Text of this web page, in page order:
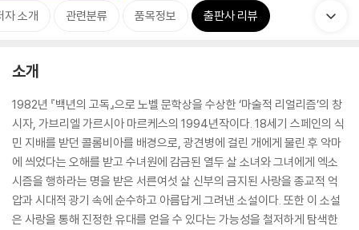
자 소개 관련분류 품목정보 출판사 리뷰
소개
1982년 『백년의 고독』으로 노벨 문학상을 수상한 ‘마술적 리얼리즘’의 창
시자, 가브리엘 가르시아 마르케스의 1994년작이다. 18세기 스페인의 식
민 지배를 받던 콜롬비아를 배경으로, 광견병에 걸린 개에게 물린 후 악마
에 씌었다는 오해를 받고 수녀원에 감금된 열두 살 소녀와 그녀에게 엑소
시즘을 행하라는 명을 받은 서른여섯 살 신부의 금지된 사랑을 종교적 억
압과 시대적 광기 속에 순수하고 아름답게 그려낸 소설이다. 또한 이 소설
은 사랑을 통해 진정한 유대를 얻을 수 있다는 가능성을 철저하게 탐색한